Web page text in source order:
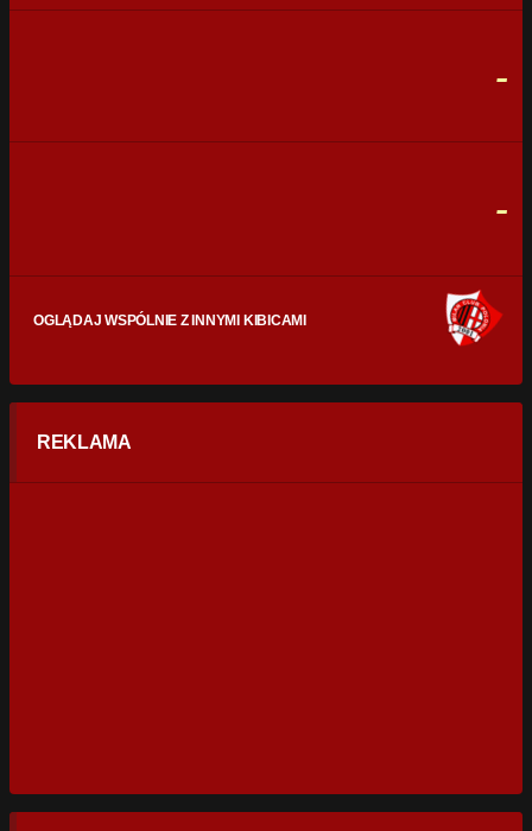
-
-
OGLĄDAJ WSPÓLNIE Z INNYMI KIBICAMI
REKLAMA